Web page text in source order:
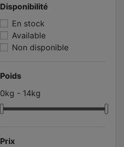
Disponibilité
En stock
Available
Non disponible
Poids
0kg - 14kg
Prix